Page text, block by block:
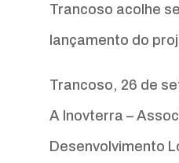
Trancoso acolhe
lançamento do
Trancoso, 26 de
A Inovterra –
Desenvolvimento